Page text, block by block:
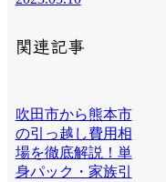
関連記事
吹田市から熊本市
の引っ越し費用相
場を徹底解説！単
身パック・家族引